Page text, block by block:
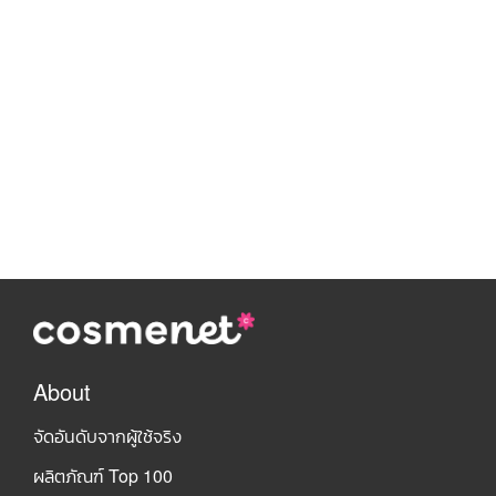
About
จัดอันดับจากผู้ใช้จริง
ผลิตภัณฑ์ Top 100